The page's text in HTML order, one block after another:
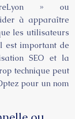
» ou
à apparaître
les utilisateurs
est important de
SEO et la
technique peut
pour un nom